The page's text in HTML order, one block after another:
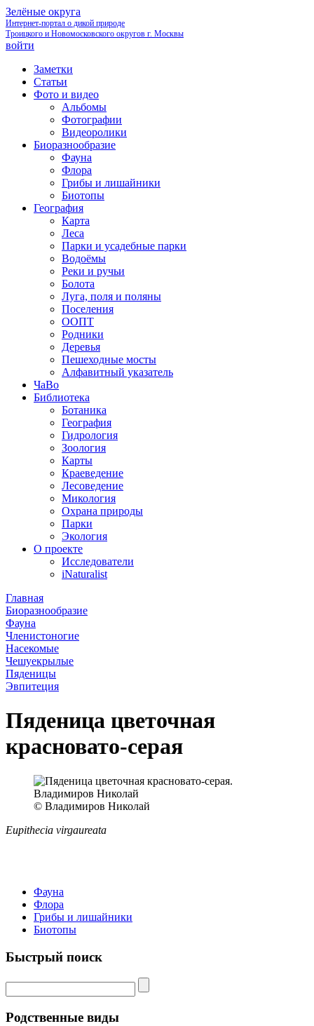
Зелёные округа
Интернет-портал о дикой природе
Троицкого и Новомосковского округов г. Москвы
войти
Заметки
Статьи
Фото и видео
Альбомы
Фотографии
Видеоролики
Биоразнообразие
Фауна
Флора
Грибы и лишайники
Биотопы
География
Карта
Леса
Парки и усадебные парки
Водоёмы
Реки и ручьи
Болота
Луга, поля и поляны
Поселения
ООПТ
Родники
Деревья
Пешеходные мосты
Алфавитный указатель
ЧаВо
Библиотека
Ботаника
География
Гидрология
Зоология
Карты
Краеведение
Лесоведение
Микология
Охрана природы
Парки
Экология
О проекте
Исследователи
iNaturalist
Главная
Биоразнообразие
Фауна
Членистоногие
Насекомые
Чешуекрылые
Пяденицы
Эвпитеция
Пяденица цветочная
красновато-серая
© Владимиров Николай
Eupithecia virgaureata
Фауна
Флора
Грибы и лишайники
Биотопы
Быстрый поиск
Родственные виды